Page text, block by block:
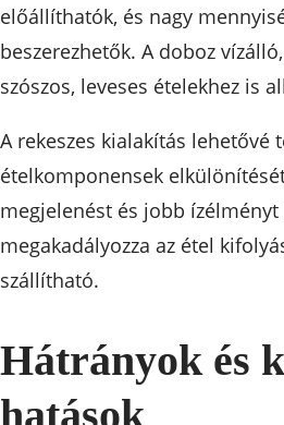
előállíthatók, és nagy
beszerezhetők. A doboz
szószos, leveses ételekhez is
A rekeszes kialakítás lehetővé
ételkomponensek
megjelenést és jobb
megakadályozza az étel
szállítható.
Hátrányok és
hatások